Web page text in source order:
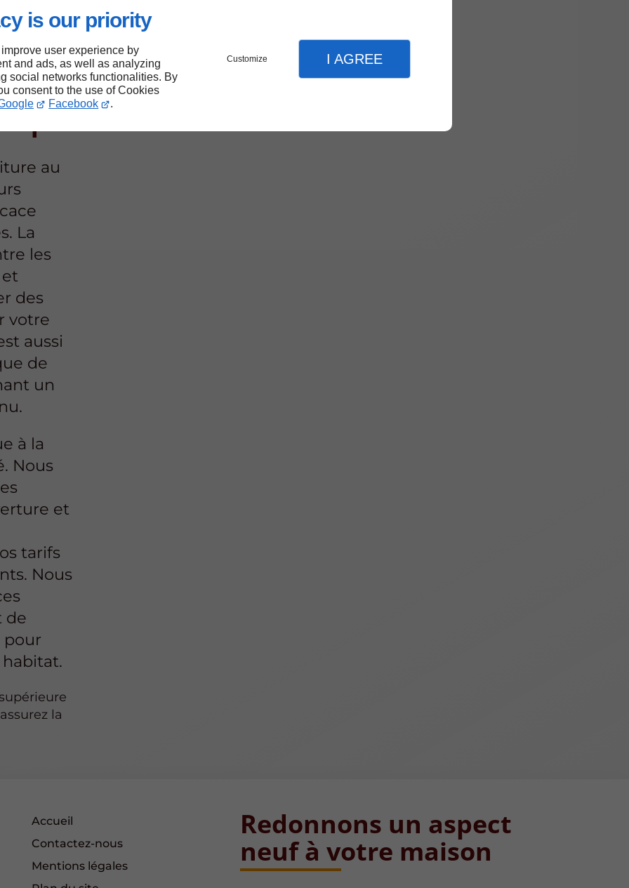
is our priority
user experience by
and ads, as well as analyzing
social networks functionalities. By
consent to the use of Cookies
Facebook .
Customize I AGREE
la
au
La
les
des
votre
aussi
de
un
à la
Nous
et
tarifs
Nous
de
pour
la
Accueil
Contactez-nous
Mentions légales
Redonnons un aspect
neuf à votre maison